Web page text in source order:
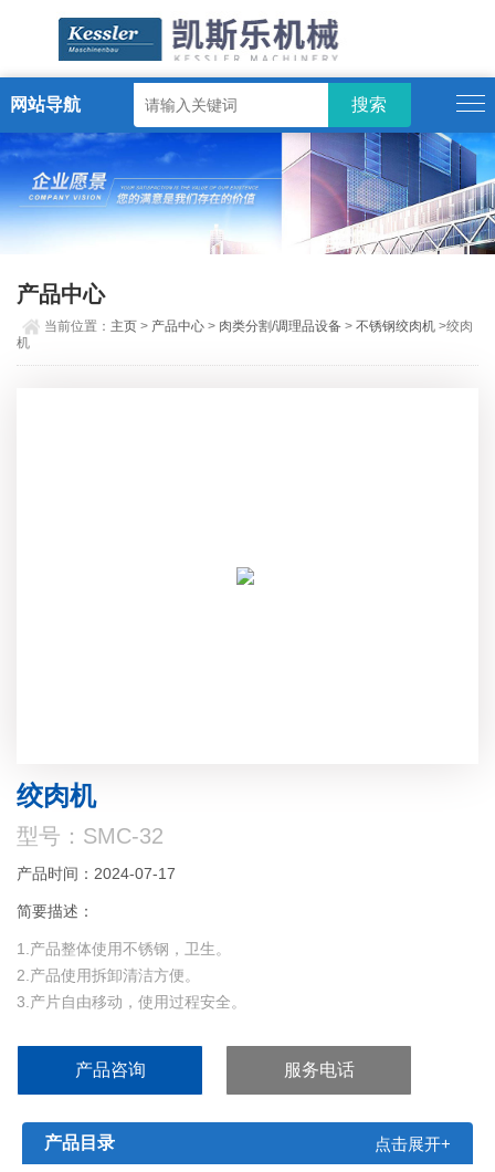
ENGLISH
网站导航
产品中心
当前位置： 主页 > 产品中心 > 肉类分割/调理品设备 >不锈钢绞肉机 >绞肉
机
绞肉机
型号：SMC-32
产品时间：2024-07-17
简要描述：
1.产品整体使用不锈钢，卫生。
2.产品使用拆卸清洁方便。
3.产片自由移动，使用过程安全。
产品咨询 服务电话
产品目录 点击展开+